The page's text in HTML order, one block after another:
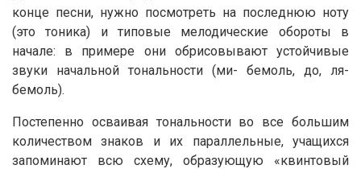
конце песни, нужно посмотреть на последнюю ноту
(это тоника) и типовые мелодические обороты в
начале: в примере они обрисовывают устойчивые
звуки начальной тональности (ми- бемоль, до, ля-
бемоль).
Постепенно осваивая тональности во все большим
количеством знаков и их параллельные, учащихся
запоминают всю схему, образующую «квинтовый